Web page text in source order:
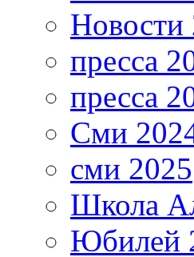
Новости
пресса
пресса
Сми
сми 2025
Школа
Юбилей